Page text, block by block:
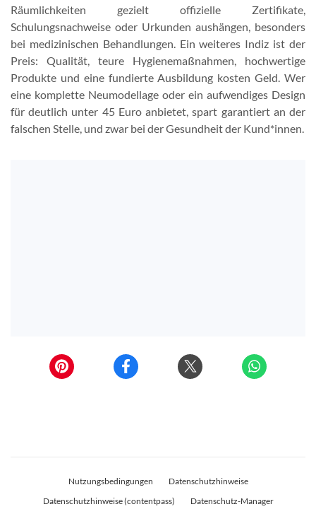
Räumlichkeiten gezielt offizielle Zertifikate,
Schulungsnachweise oder Urkunden aushängen, besonders
bei medizinischen Behandlungen. Ein weiteres Indiz ist der
Preis: Qualität, teure Hygienemaßnahmen, hochwertige
Produkte und eine fundierte Ausbildung kosten Geld. Wer
eine komplette Neumodellage oder ein aufwendiges Design
für deutlich unter 45 Euro anbietet, spart garantiert an der
falschen Stelle, und zwar bei der Gesundheit der Kund*innen.
Nutzungsbedingungen
Datenschutzhinweise
Datenschutzhinweise (contentpass)
Datenschutz-Manager